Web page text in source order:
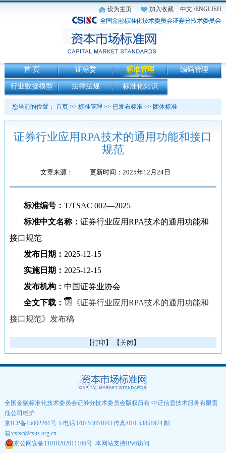
设为主页 加入收藏 中文 /ENGLISH
首 页 证标委 标准管理 编码管理
行业数据模型 法律法规 标准化知识
您当前的位置： 首页>> 标准管理 >> 已发布标准>> 团体标准
证券行业应用RPA技术的通用功能和接口
规范
文章来源： 更新时间：2025年12月24日
标准编号： T/TSAC 002—2025
标准中文名称： 证券行业应用RPA技术的通用功能和
接口规范
发布日期： 2025-12-15
实施日期： 2025-12-15
发布机构： 中国证券业协会
全文下载：
《证券行业应用RPA技术的通用功能和
接口规范》发布稿
【打印 】 【 关闭 】
全国金融标准化技术委员会证券分技术委员会版权所有 中证信息技术服务有限责
任公司维护
京ICP备15002261号-5电话:010-53851843 传真:010-53851974 邮
箱:csisc@csits.org.cn
京公网安备11010202011106号本网站支持IPv6访问